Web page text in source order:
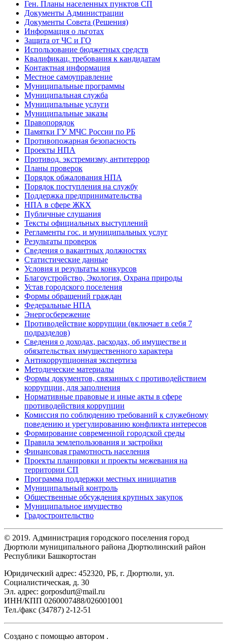
Ген. Планы населенных пунктов СП
Документы Администрации
Документы Совета (Решения)
Информация о льготах
Защита от ЧС и ГО
Использование бюджетных средств
Квалификац. требования к кандидатам
Контактная информация
Местное самоуправление
Муниципальные программы
Муниципальная служба
Муниципальные услуги
Муниципальные заказы
Правопорядок
Памятки ГУ МЧС России по РБ
Противопожарная безопасность
Проекты НПА
Противод. экстремизму, антитеррор
Планы проверок
Порядок обжалования НПА
Порядок поступления на службу
Поддержка предпринимательства
НПА в сфере ЖКХ
Публичные слушания
Тексты официальных выступлений
Регламенты гос. и муниципальных услуг
Результаты проверок
Сведения о вакантных должностях
Статистические данные
Условия и результаты конкурсов
Благоустройство, Экология, Охрана природы
Устав городского поселения
Формы обращений граждан
Федеральные НПА
Энергосбережение
Противодействие коррупции (включает в себя 7
подразделов)
Сведения о доходах, расходах, об имуществе и
обязательствах имущественного характера
Антикоррупционная экспертиза
Методические материалы
Формы документов, связанных с противодействием
коррупции, для заполнения
Нормативные правовые и иные акты в сфере
противодействия коррупции
Комиссия по соблюдению требований к служебному
поведению и урегулированию конфликта интересов
Формирование современной городской среды
Правила землепользования и застройки
Финансовая грамотность населения
Проекты планировки и проекты межевания на
территории СП
Программа поддержки местных инициатив
Муниципальный контроль
Общественные обсуждения крупных закупок
Муниципальное имущество
Градостроительство
© 2019. Администрация городского поселения город
Дюртюли муниципального района Дюртюлинский район
Республики Башкортостан
Юридический адрес: 452320, РБ, г. Дюртюли, ул.
Социалистическая, д. 30
Эл. адрес: gorposdurt@mail.ru
ИНН/КПП 0260007488/026001001
Тел./факс (34787) 2-12-51
Создано с помощью автором .